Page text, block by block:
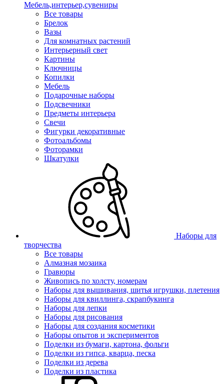
Мебель,интерьер,сувениры
Все товары
Брелок
Вазы
Для комнатных растений
Интерьерный свет
Картины
Ключницы
Копилки
Мебель
Подарочные наборы
Подсвечники
Предметы интерьера
Свечи
Фигурки декоративные
Фотоальбомы
Фоторамки
Шкатулки
Наборы для
творчества
Все товары
Алмазная мозаика
Гравюры
Живопись по холсту, номерам
Наборы для вышивания, шитья игрушки, плетения
Наборы для квиллинга, скрапбукинга
Наборы для лепки
Наборы для рисования
Наборы для создания косметики
Наборы опытов и экспериментов
Поделки из бумаги, картона, фольги
Поделки из гипса, кварца, песка
Поделки из дерева
Поделки из пластика